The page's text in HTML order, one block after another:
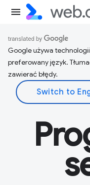
Google używa
preferowany język.
zawierać błędy.